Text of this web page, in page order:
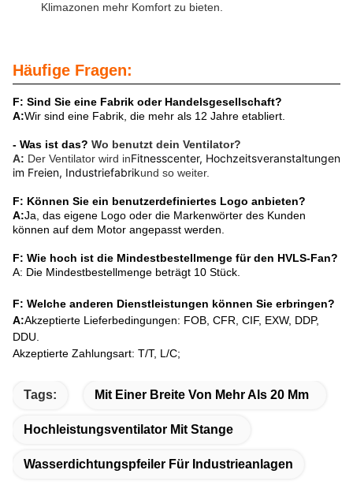
Klimazonen mehr Komfort zu bieten.
Häufige Fragen:
F: Sind Sie eine Fabrik oder Handelsgesellschaft?
A:Wir sind eine Fabrik, die mehr als 12 Jahre etabliert.
- Was ist das? Wo benutzt dein Ventilator?
A: Der Ventilator wird inFitnesscenter, Hochzeitsveranstaltungen
im Freien, Industriefabrikund so weiter.
F: Können Sie ein benutzerdefiniertes Logo anbieten?
A:Ja, das eigene Logo oder die Markenwörter des Kunden
können auf dem Motor angepasst werden.
F: Wie hoch ist die Mindestbestellmenge für den HVLS-Fan?
A: Die Mindestbestellmenge beträgt 10 Stück.
F: Welche anderen Dienstleistungen können Sie erbringen?
A:Akzeptierte Lieferbedingungen: FOB, CFR, CIF, EXW, DDP,
DDU.
Akzeptierte Zahlungsart: T/T, L/C;
Tags: Mit Einer Breite Von Mehr Als 20 Mm
Hochleistungsventilator Mit Stange
Wasserdichtungspfeiler Für Industrieanlagen